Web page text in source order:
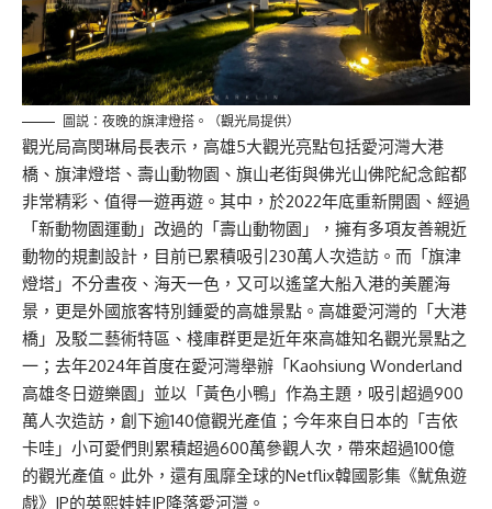
圖説：夜晚的旗津燈搭。（觀光局提供）
觀光局高閔琳局長表示，高雄5大觀光亮點包括愛河灣大港
橋、旗津燈塔、壽山動物園、旗山老街與佛光山佛陀紀念館都
非常精彩、值得一遊再遊。其中，於2022年底重新開園、經過
「新動物園運動」改過的「壽山動物園」，擁有多項友善親近
動物的規劃設計，目前已累積吸引230萬人次造訪。而「旗津
燈塔」不分晝夜、海天一色，又可以遙望大船入港的美麗海
景，更是外國旅客特別鍾愛的高雄景點。高雄愛河灣的「大港
橋」及駁二藝術特區、棧庫群更是近年來高雄知名觀光景點之
一；去年2024年首度在愛河灣舉辦「Kaohsiung Wonderland
高雄冬日遊樂園」並以「黃色小鴨」作為主題，吸引超過900
萬人次造訪，創下逾140億觀光產值；今年來自日本的「吉依
卡哇」小可愛們則累積超過600萬參觀人次，帶來超過100億
的觀光產值。此外，還有風靡全球的Netflix韓國影集《魷魚遊
戲》IP的英熙娃娃IP降落愛河灣。